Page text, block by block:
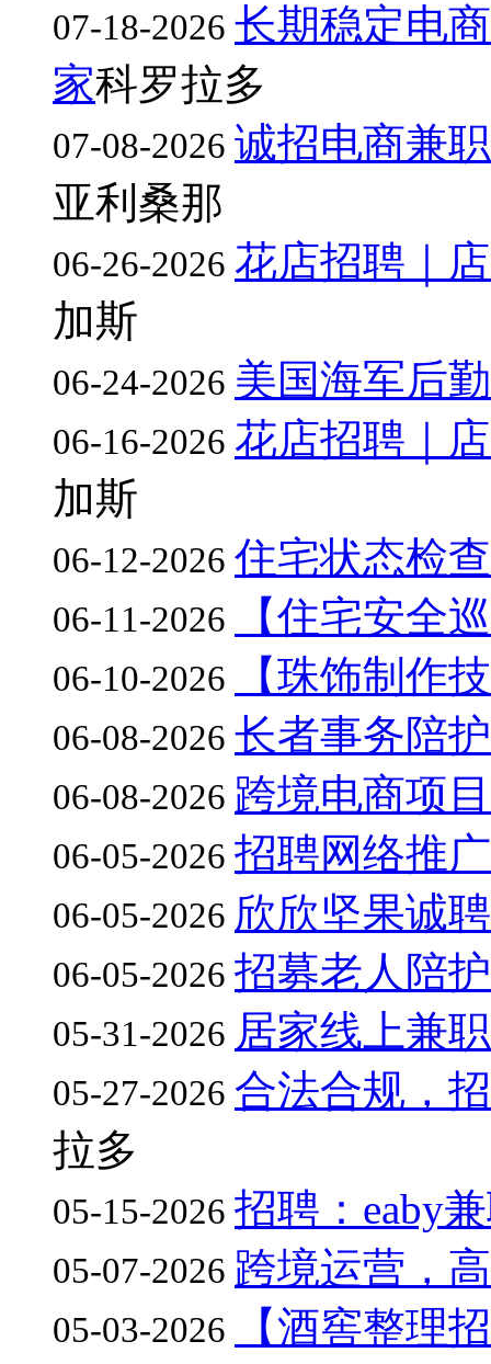
07-18-2026 长期稳定电
家科罗拉多
07-08-2026 诚招电商兼
亚利桑那
06-26-2026 花店招聘｜
加斯
06-24-2026 美国海军后
06-16-2026 花店招聘｜
加斯
06-12-2026 住宅状态检
06-11-2026 【住宅安全
06-10-2026 【珠饰制作
06-08-2026 长者事务陪
06-08-2026 跨境电商项
06-05-2026 招聘网络推
06-05-2026 欣欣坚果诚
06-05-2026 招募老人陪
05-31-2026 居家线上兼
05-27-2026 合法合规，
拉多
05-15-2026 招聘：eaby
05-07-2026 跨境运营，
05-03-2026
【酒窖整理